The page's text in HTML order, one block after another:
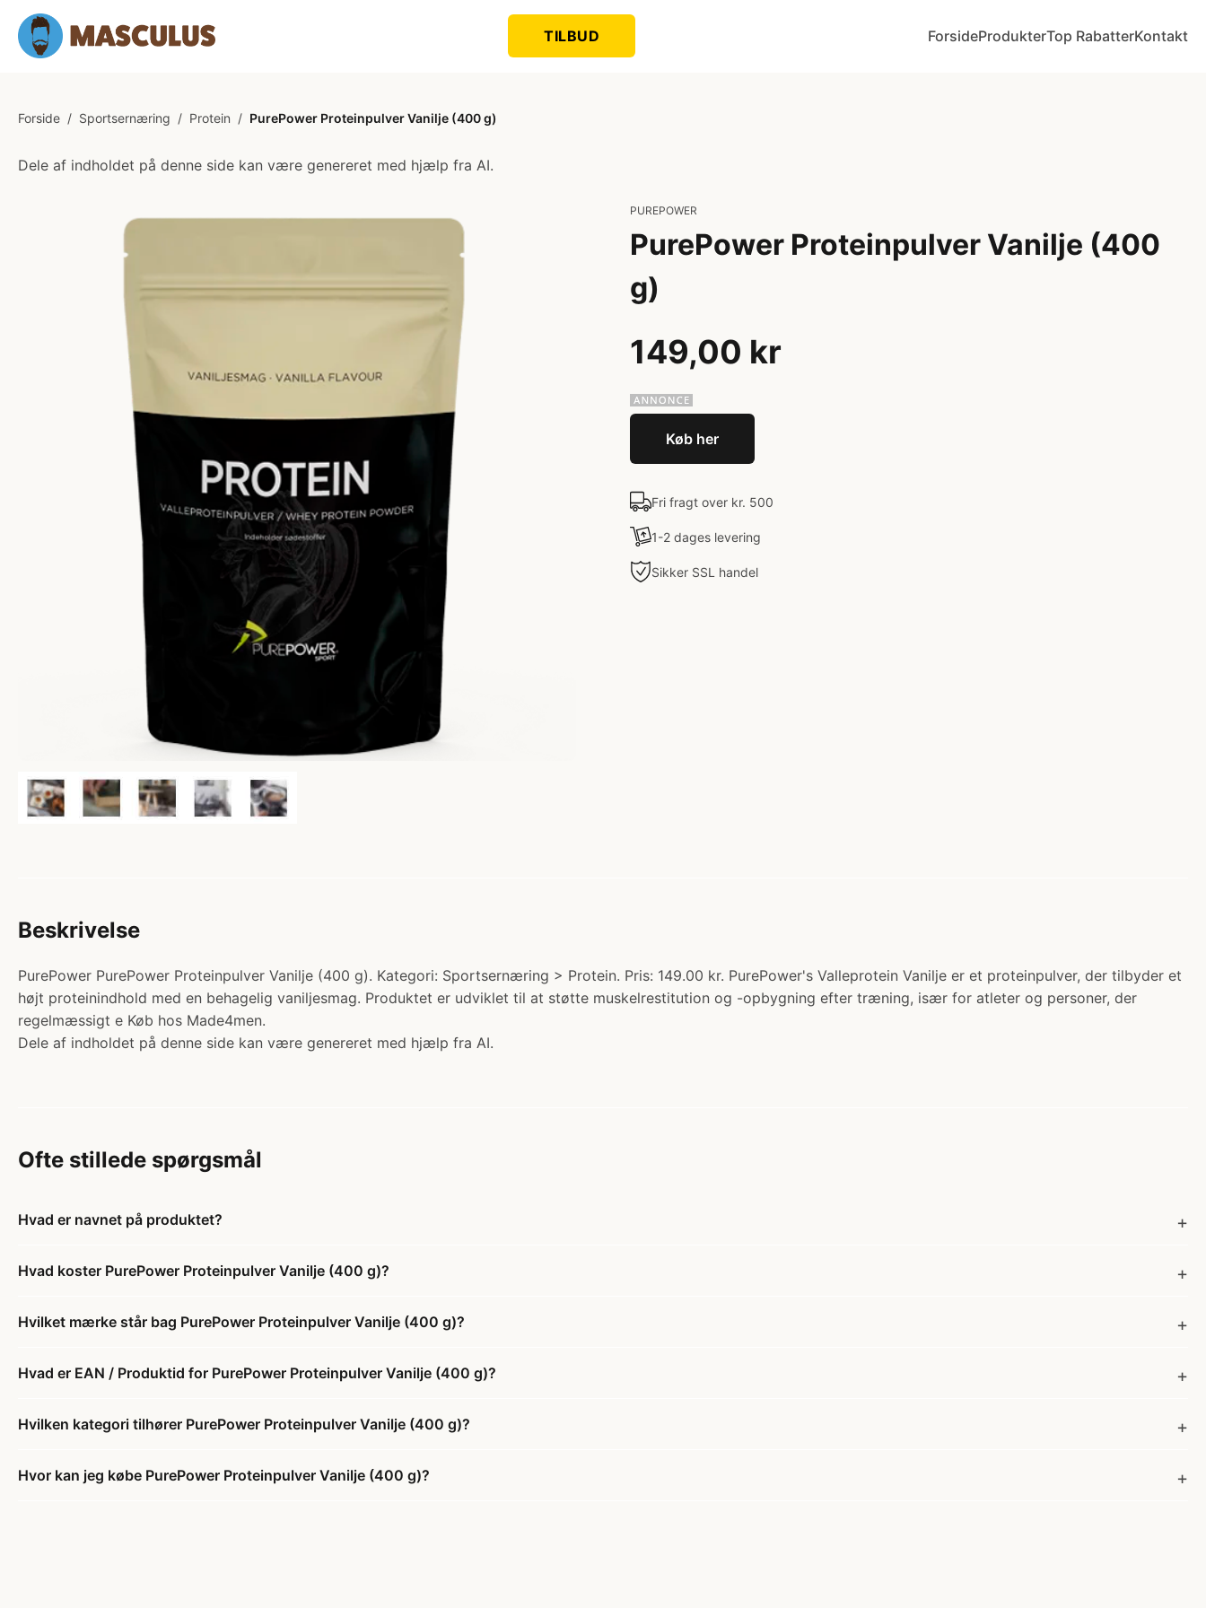
TILBUD ForsideProdukterTop RabatterKontakt
Forside / Sportsernæring / Protein / PurePower Proteinpulver Vanilje (400 g)
Dele af indholdet på denne side kan være genereret med hjælp fra AI.
PUREPOWER
PurePower Proteinpulver Vanilje (400
g)
149,00 kr
Køb her
Fri fragt over kr. 500
1-2 dages levering
Sikker SSL handel
Beskrivelse
PurePower PurePower Proteinpulver Vanilje (400 g). Kategori: Sportsernæring > Protein. Pris: 149.00 kr. PurePower's Valleprotein Vanilje er et proteinpulver, der tilbyder et
højt proteinindhold med en behagelig vaniljesmag. Produktet er udviklet til at støtte muskelrestitution og -opbygning efter træning, især for atleter og personer, der
regelmæssigt e Køb hos Made4men.
Dele af indholdet på denne side kan være genereret med hjælp fra AI.
Ofte stillede spørgsmål
Hvad er navnet på produktet?
Hvad koster PurePower Proteinpulver Vanilje (400 g)?
Hvilket mærke står bag PurePower Proteinpulver Vanilje (400 g)?
Hvad er EAN / Produktid for PurePower Proteinpulver Vanilje (400 g)?
Hvilken kategori tilhører PurePower Proteinpulver Vanilje (400 g)?
Hvor kan jeg købe PurePower Proteinpulver Vanilje (400 g)?